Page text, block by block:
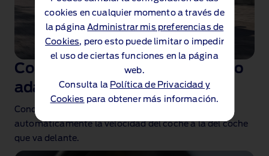
cookies en cualquier momento a través de
la páginaAdministrar mis preferencias de
Cookies, pero esto puede limitar o impedir
el uso de ciertas funciones en la página
web.
Consulta la Política de Privacidad y
Cookies para obtener más información.
cookies en cualquier momento a través de
la páginaAdministrar mis preferencias de
Cookies, pero esto puede limitar o impedir
el uso de ciertas funciones en la página
web.
Consulta la Política de Privacidad y
Cookies para obtener más información.
Control de velocidad de crucero
adaptativo
Conduce cómodamente. El sistema ajusta
automáticamente la velocidad del coche a la del coche
que va delante.